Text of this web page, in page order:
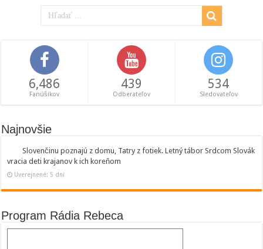
6,486
Fanúšikov
439
Odberateľov
534
Sledovateľov
Najnovšie
Slovenčinu poznajú z domu, Tatry z fotiek. Letný tábor Srdcom Slovák
vracia deti krajanov k ich koreňom
Uverejnené: 5 dní
Program Rádia Rebeca